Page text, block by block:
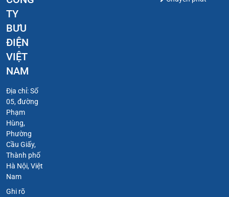
TY
BƯU
ĐIỆN
VIỆT
NAM
Địa chỉ: Số
05, đường
Phạm
Hùng,
Phường
Cầu Giấy,
Thành phố
Hà Nội, Việt
Nam
Ghi rõ